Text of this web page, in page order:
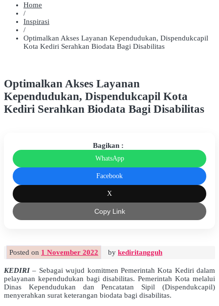
Home
/
Inspirasi
/
Optimalkan Akses Layanan Kependudukan, Dispendukcapil
Kota Kediri Serahkan Biodata Bagi Disabilitas
Optimalkan Akses Layanan
Kependudukan, Dispendukcapil Kota
Kediri Serahkan Biodata Bagi Disabilitas
Bagikan :
WhatsApp
Facebook
X
Copy Link
Posted on 1 November 2022 by kediritangguh
KEDIRI– Sebagai wujud komitmen Pemerintah Kota Kediri dalam
pelayanan kependudukan bagi disabilitas. Pemerintah Kota melalui
Dinas Kependudukan dan Pencatatan Sipil (Dispendukcapil)
menyerahkan surat keterangan biodata bagi disabilitas.